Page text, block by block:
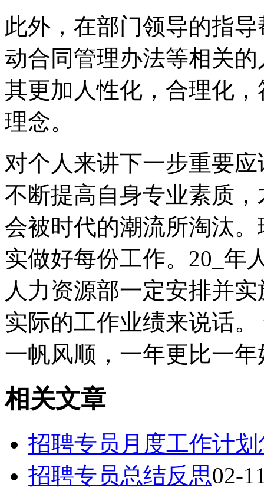
此外，在部门领导的指
动合同管理办法等相关
其更加人性化，合理化
理念。
对个人来讲下一步重要
不断提高自身专业素质
会被时代的潮流所淘汰
实做好每份工作。20_年
人力资源部一定安排并
实际的工作业绩来说话
一帆风顺，一年更比一年
相关文章
招聘专员月度工作计
招聘专员总结反思02-